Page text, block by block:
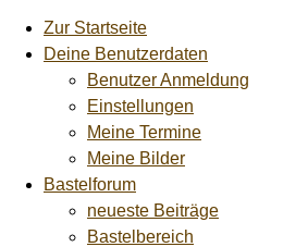
Zur Startseite
Deine Benutzerdaten
Benutzer Anmeldung
Einstellungen
Meine Termine
Meine Bilder
Bastelforum
neueste Beiträge
Bastelbereich